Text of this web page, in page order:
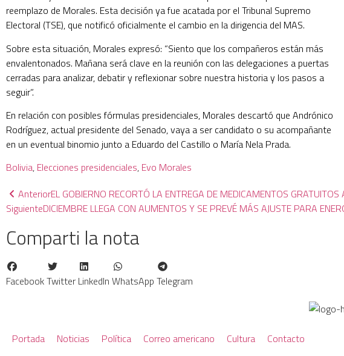
reemplazo de Morales. Esta decisión ya fue acatada por el Tribunal Supremo
Electoral (TSE), que notificó oficialmente el cambio en la dirigencia del MAS.
Sobre esta situación, Morales expresó: “Siento que los compañeros están más
envalentonados. Mañana será clave en la reunión con las delegaciones a puertas
cerradas para analizar, debatir y reflexionar sobre nuestra historia y los pasos a
seguir”.
En relación con posibles fórmulas presidenciales, Morales descartó que Andrónico
Rodríguez, actual presidente del Senado, vaya a ser candidato o su acompañante
en un eventual binomio junto a Eduardo del Castillo o María Nela Prada.
Bolivia, Elecciones presidenciales, Evo Morales
AnteriorEL GOBIERNO RECORTÓ LA ENTREGA DE MEDICAMENTOS
SiguienteDICIEMBRE LLEGA CON AUMENTOS Y SE PREVÉ MÁS AJUSTE PARA
Comparti la nota
FacebookTwitter LinkedIn WhatsApp Telegram
Portada Noticias Política Correo americano Cultura Contacto